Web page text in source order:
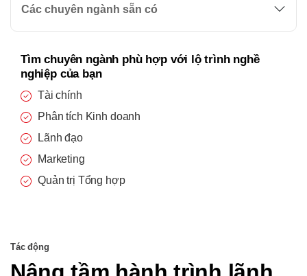
Các chuyên ngành sẵn có
Tìm chuyên ngành phù hợp với lộ trình nghề
nghiệp của bạn
Tài chính
Phân tích Kinh doanh
Lãnh đạo
Marketing
Quản trị Tổng hợp
Tác động